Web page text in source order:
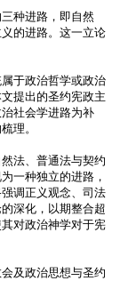
种进路， 即自然
的进路。 这一立论
于政治哲学或政治
提出的圣约宪政主
社会学进路为补
理。
法、 普通法与契约
一种独立的进路，
调正义观念、 司法
深化， 以期整合超
对政治神学对于宪
及政治思想与圣约